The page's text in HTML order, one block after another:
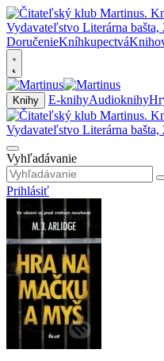
DoručenieKníhkupectvá
Knihy E-knihyAudioknihy
Vyhľadávanie
Prihlásiť